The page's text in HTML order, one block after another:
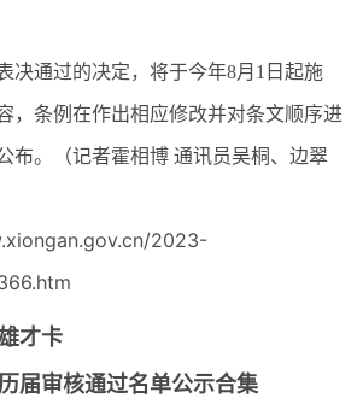
通过的决定，将于今年8月1日起施
，条例在作出相应修改并对条文顺序进
布。（记者霍相博 通讯员吴桐、边翠
2023-
才卡
届审核通过名单公示合集